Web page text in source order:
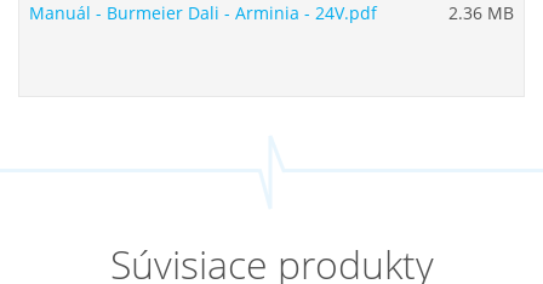
Manuál - Burmeier Dali - Arminia - 24V.pdf 2.36 MB
Súvisiace produkty